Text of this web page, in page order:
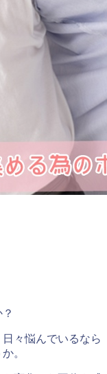
々悩んでいるなら
。